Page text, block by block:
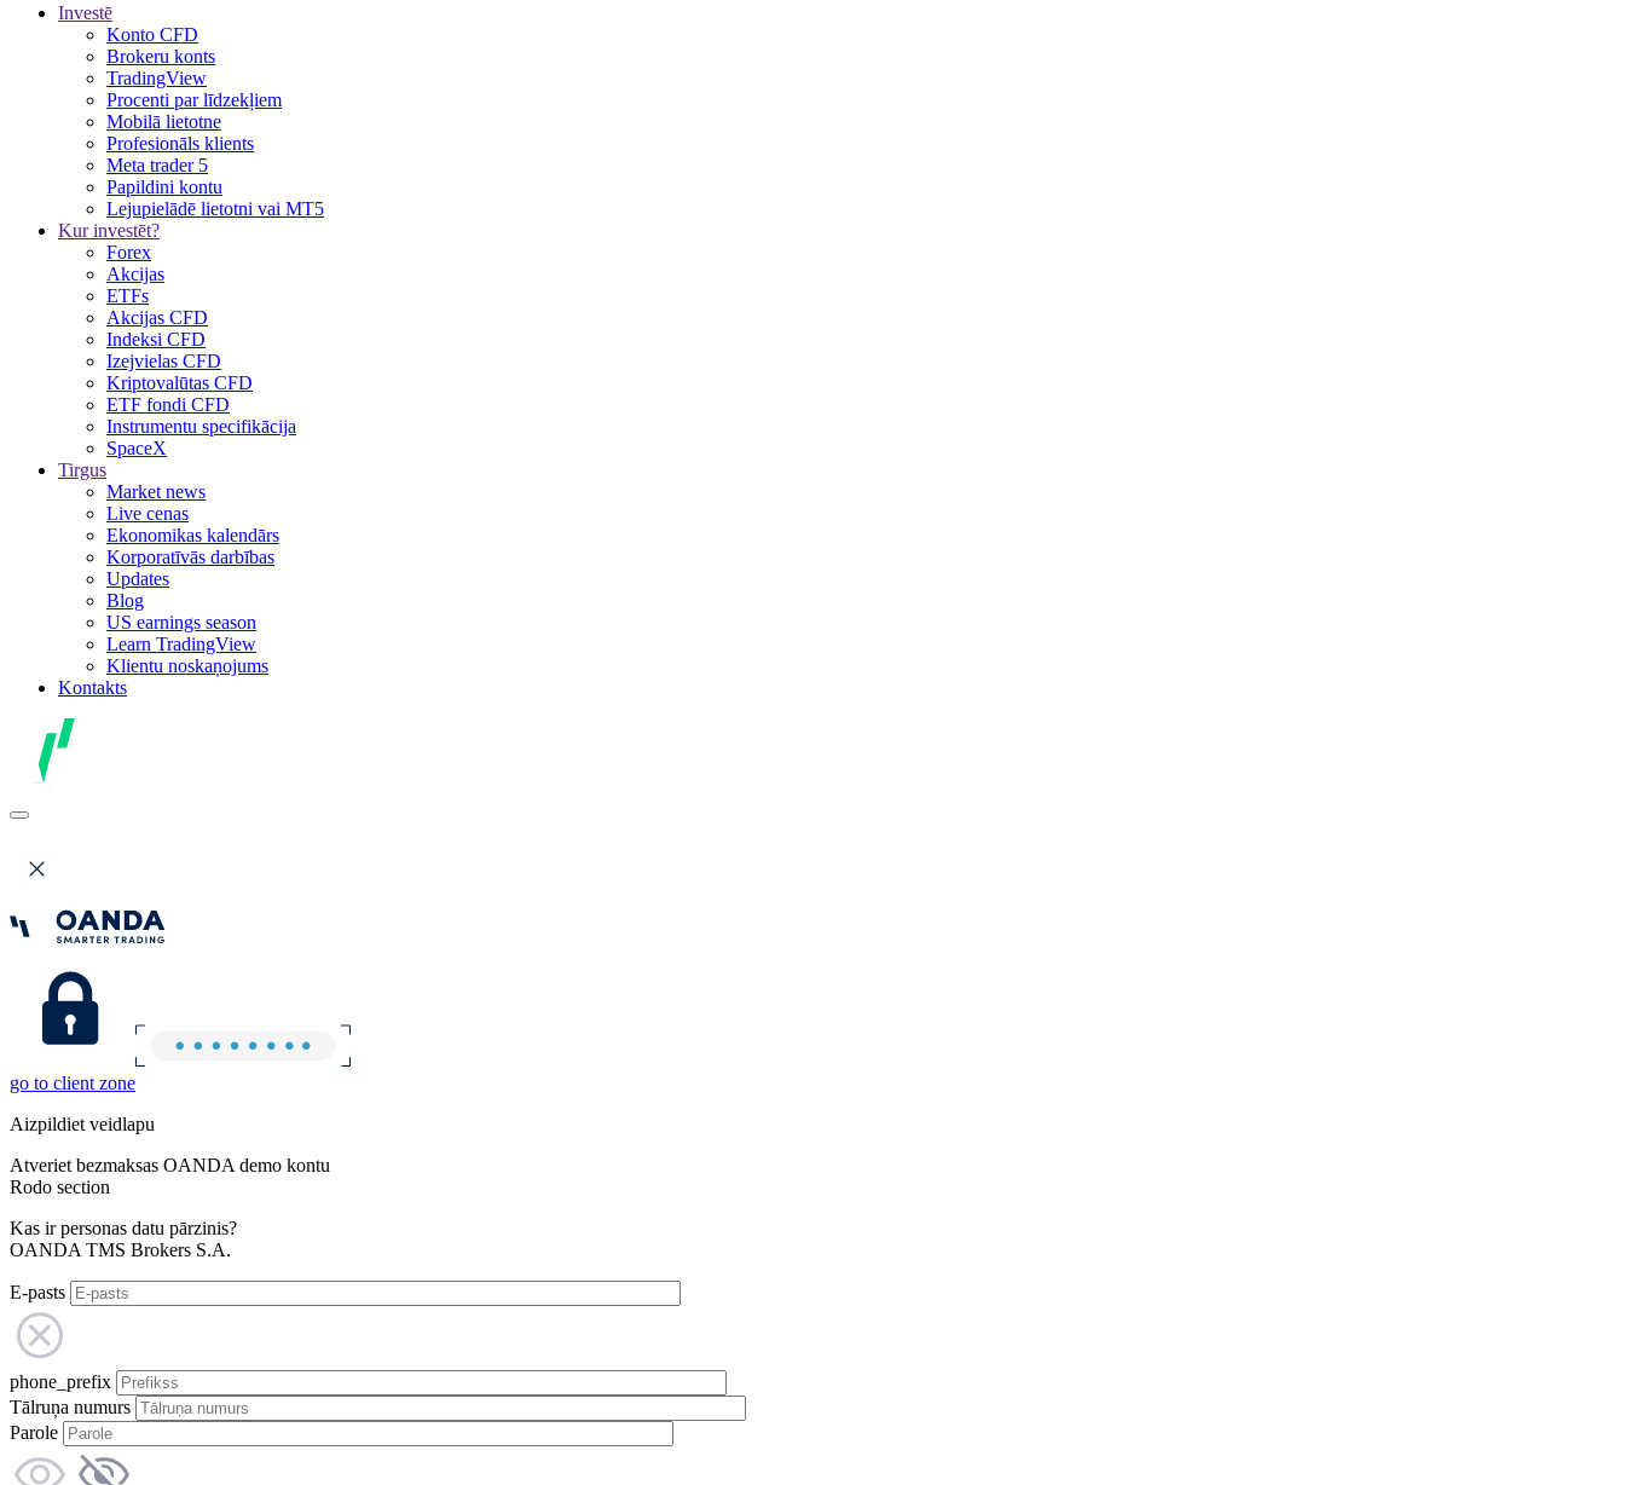
Investē
Konto CFD
Brokeru konts
TradingView
Procenti par līdzekļiem
Mobilā lietotne
Profesionāls klients
Meta trader 5
Papildini kontu
Lejupielādē lietotni vai MT5
Kur investēt?
Forex
Akcijas
ETFs
Akcijas CFD
Indeksi CFD
Izejvielas CFD
Kriptovalūtas CFD
ETF fondi CFD
Instrumentu specifikācija
SpaceX
Tirgus
Market news
Live cenas
Ekonomikas kalendārs
Korporatīvās darbības
Updates
Blog
US earnings season
Learn TradingView
Klientu noskaņojums
Kontakts
go to client zone
Aizpildiet veidlapu
Atveriet bezmaksas OANDA demo kontu
Rodo section
Kas ir personas datu pārzinis?
OANDA TMS Brokers S.A.
E-pasts
phone_prefix
Tālruņa numurs
Parole